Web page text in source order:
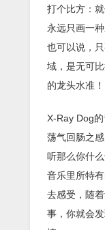
打个比方：
永远只画一
也可以说，
域，是无可
的龙头水准！
X-Ray Dog
荡气回肠之
听那么你什
音乐里所特
去感受，随
事，你就会